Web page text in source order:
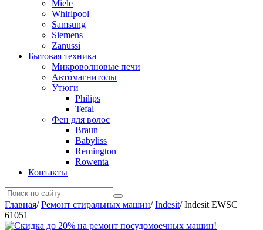
Miele
Whirlpool
Samsung
Siemens
Zanussi
Бытовая техника
Микроволновые печи
Автомагнитолы
Утюги
Philips
Tefal
Фен для волос
Braun
Babyliss
Remington
Rowenta
Контакты
Главная/Ремонт стиральных машин/Indesit/Indesit EWSC
61051